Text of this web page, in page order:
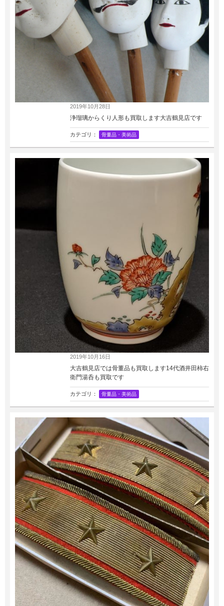
2019年10月28日
浄瑠璃からくり人形も買取します大吉鶴見店です
カテゴリ： 骨董品・美術品
2019年10月16日
大吉鶴見店では骨董品も買取します14代酒井田柿右
衛門湯呑も買取です
カテゴリ： 骨董品・美術品